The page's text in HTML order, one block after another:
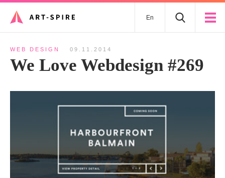
En
WEB DESIGN 09.11.2014
We Love Webdesign #269